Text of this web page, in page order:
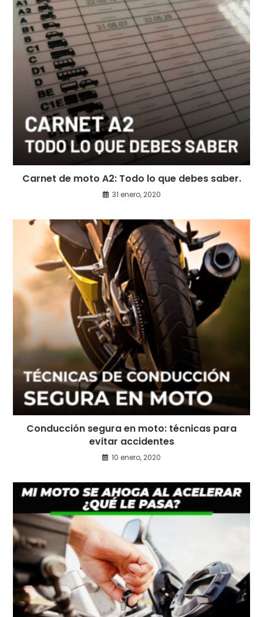
Carnet de moto A2: Todo lo que debes saber.
31 enero, 2020
Conducción segura en moto: técnicas para
evitar accidentes
10 enero, 2020